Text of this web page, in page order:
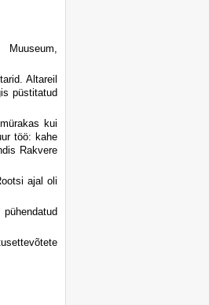
Altareil
püstitatud
kui
töö: kahe
Rakvere
ajal oli